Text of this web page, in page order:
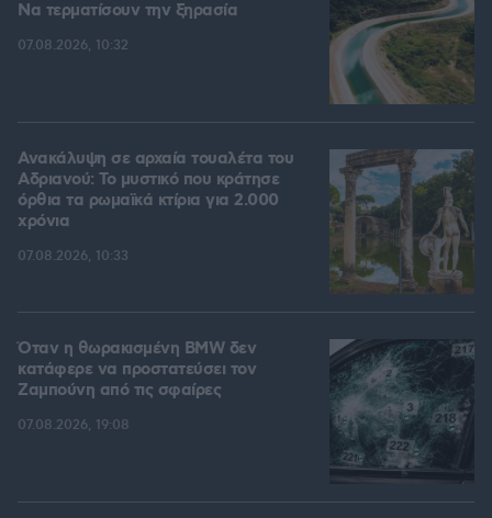
Να τερματίσουν την ξηρασία
07.08.2026, 10:32
Ανακάλυψη σε αρχαία τουαλέτα του
Αδριανού: Το μυστικό που κράτησε
όρθια τα ρωμαϊκά κτίρια για 2.000
χρόνια
07.08.2026, 10:33
Όταν η θωρακισμένη BMW δεν
κατάφερε να προστατεύσει τον
Ζαμπούνη από τις σφαίρες
07.08.2026, 19:08